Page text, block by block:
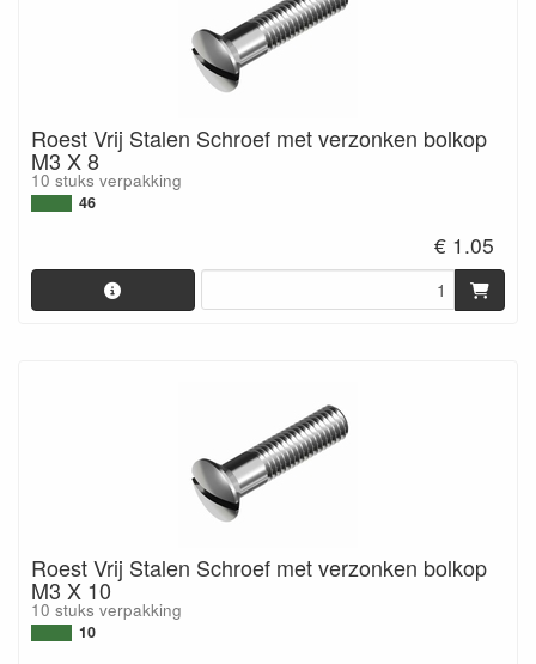
Roest Vrij Stalen Schroef met verzonken bolkop
M3 X 8
10 stuks verpakking
46
€ 1.05
Roest Vrij Stalen Schroef met verzonken bolkop
M3 X 10
10 stuks verpakking
10